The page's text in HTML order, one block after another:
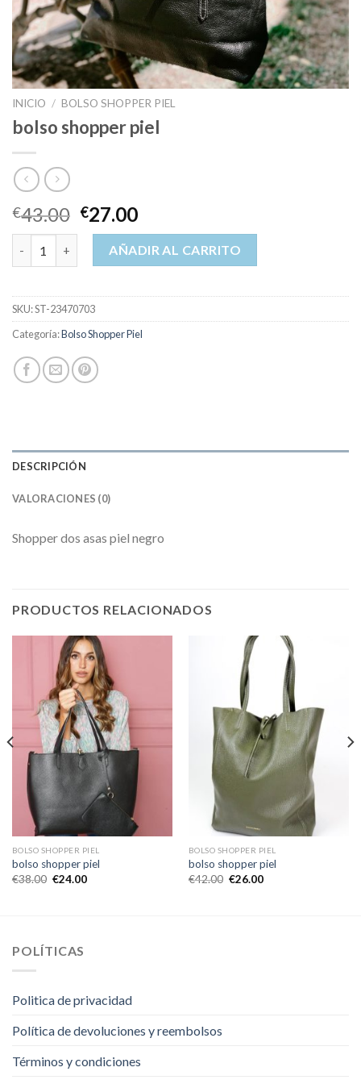
INICIO / BOLSO SHOPPER PIEL
bolso shopper piel
€43.00 €27.00
bolso shopper piel cantidadAÑADIR AL CARRITO
SKU:ST-23470703
Categoría:Bolso Shopper Piel
DESCRIPCIÓN
VALORACIONES (0)
Shopper dos asas piel negro
PRODUCTOS RELACIONADOS
BOLSO SHOPPER PIEL
bolso shopper piel
€38.00 €24.00
BOLSO SHOPPER PIEL
bolso shopper piel
€42.00 €26.00
POLÍTICAS
Politica de privacidad
Política de devoluciones y reembolsos
Términos y condiciones